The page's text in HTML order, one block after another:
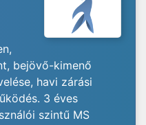
bejövő-kimenő
havi zárási
3 éves
szintű MS